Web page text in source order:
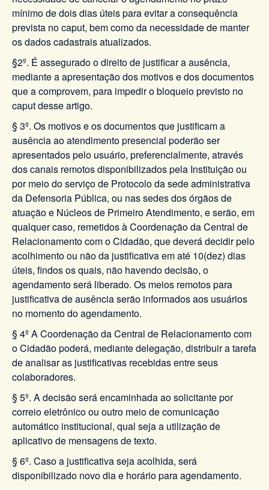
mínimo de dois dias úteis para evitar a consequência
prevista no caput, bem como da necessidade de manter
os dados cadastrais atualizados.
§2º. É assegurado o direito de justificar a ausência,
mediante a apresentação dos motivos e dos documentos
que a comprovem, para impedir o bloqueio previsto no
caput desse artigo.
§ 3º. Os motivos e os documentos que justificam a
ausência ao atendimento presencial poderão ser
apresentados pelo usuário, preferencialmente, através
dos canais remotos disponibilizados pela Instituição ou
por meio do serviço de Protocolo da sede administrativa
da Defensoria Pública, ou nas sedes dos órgãos de
atuação e Núcleos de Primeiro Atendimento, e serão, em
qualquer caso, remetidos à Coordenação da Central de
Relacionamento com o Cidadão, que deverá decidir pelo
acolhimento ou não da justificativa em até 10(dez) dias
úteis, findos os quais, não havendo decisão, o
agendamento será liberado. Os meios remotos para
justificativa de ausência serão informados aos usuários
no momento do agendamento.
§ 4º A Coordenação da Central de Relacionamento com
o Cidadão poderá, mediante delegação, distribuir a tarefa
de analisar as justificativas recebidas entre seus
colaboradores.
§ 5º. A decisão será encaminhada ao solicitante por
correio eletrônico ou outro meio de comunicação
automático institucional, qual seja a utilização de
aplicativo de mensagens de texto.
§ 6º. Caso a justificativa seja acolhida, será
disponibilizado novo dia e horário para agendamento.